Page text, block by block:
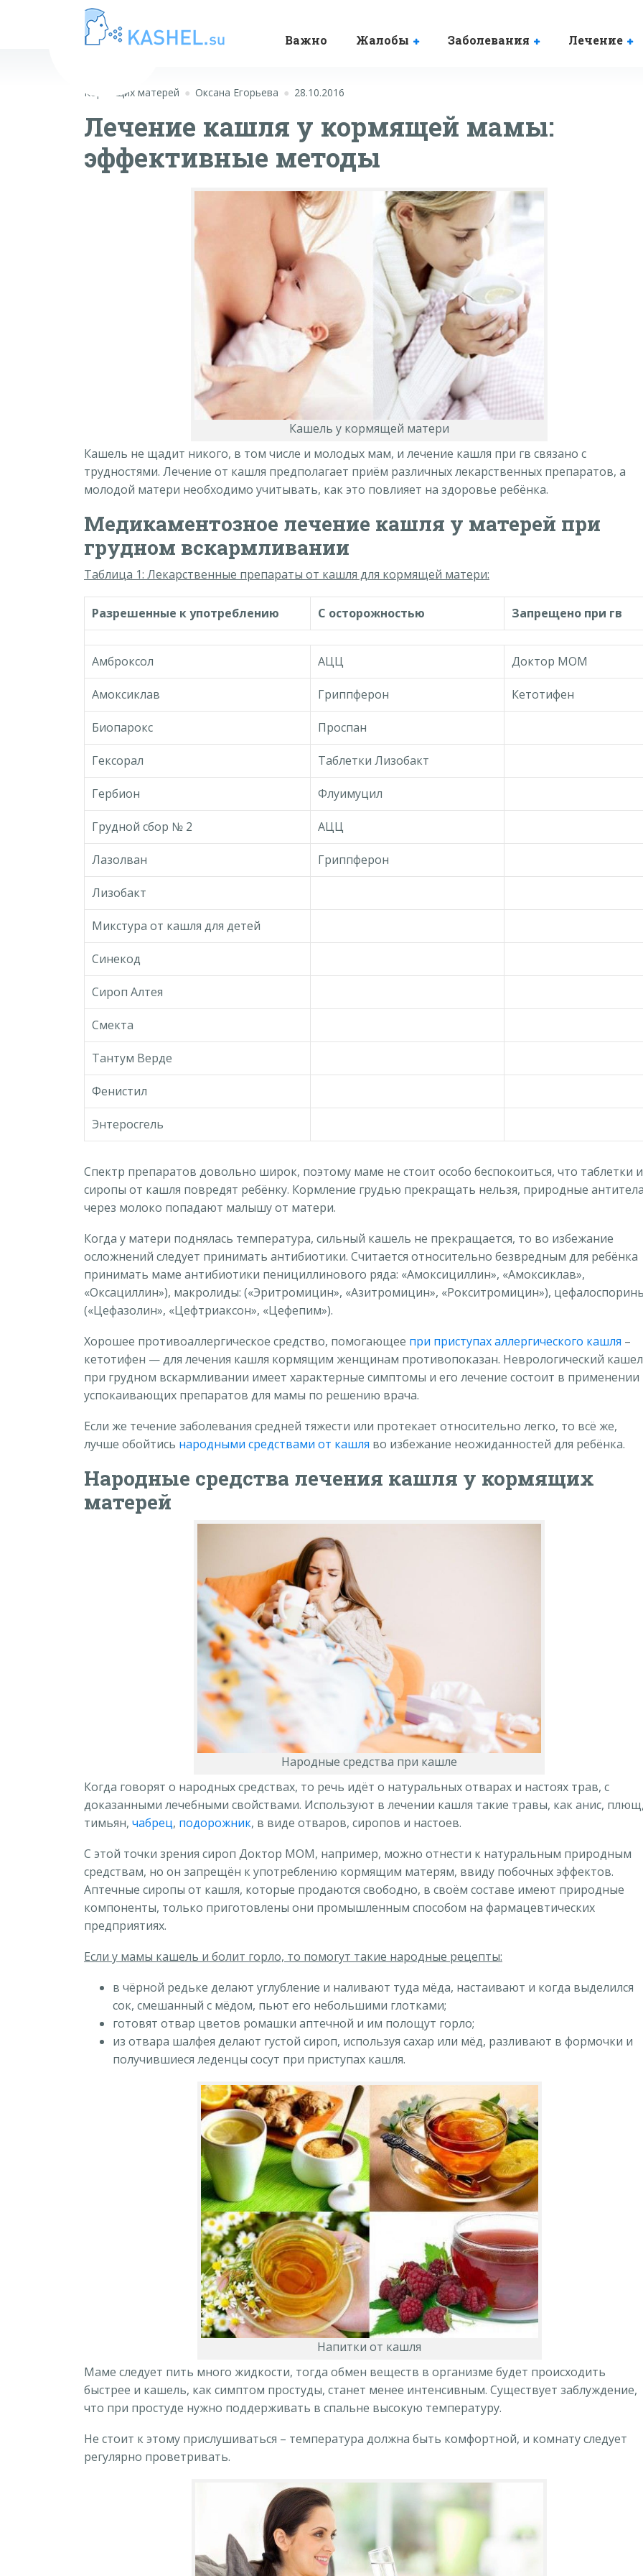
Важно Жалобы Заболевания Лечение
Кормящих матерей Оксана Егорьева 28.10.2016
Лечение кашля у кормящей мамы:
эффективные методы
Кашель у кормящей матери
Кашель не щадит никого, в том числе и молодых мам, и лечение кашля при гв связано с
трудностями. Лечение от кашля предполагает приём различных лекарственных препаратов, а
молодой матери необходимо учитывать, как это повлияет на здоровье ребёнка.
Медикаментозное лечение кашля у матерей при
грудном вскармливании
Таблица 1: Лекарственные препараты от кашля для кормящей матери:
Разрешенные к употреблению С осторожностью Запрещено при гв
Амброксол АЦЦ Доктор МОМ
Амоксиклав Гриппферон Кетотифен
Биопарокс Проспан
Гексорал Таблетки Лизобакт
Гербион Флуимуцил
Грудной сбор № 2 АЦЦ
Лазолван Гриппферон
Лизобакт
Микстура от кашля для детей
Синекод
Сироп Алтея
Смекта
Тантум Верде
Фенистил
Энтеросгель
Спектр препаратов довольно широк, поэтому маме не стоит особо беспокоиться, что таблетки и
сиропы от кашля повредят ребёнку. Кормление грудью прекращать нельзя, природные
через молоко попадают малышу от матери.
Когда у матери поднялась температура, сильный кашель не прекращается, то во избежание
осложнений следует принимать антибиотики. Считается относительно безвредным для ребёнка
принимать маме антибиотики пенициллинового ряда: «Амоксициллин», «Амоксиклав»,
«Оксациллин»), макролиды: («Эритромицин», «Азитромицин», «Рокситромицин»),
(«Цефазолин», «Цефтриаксон», «Цефепим»).
Хорошее противоаллергическое средство, помогающее при приступах аллергического кашля –
кетотифен — для лечения кашля кормящим женщинам противопоказан. Неврологический
при грудном вскармливании имеет характерные симптомы и его лечение состоит в применении
успокаивающих препаратов для мамы по решению врача.
Если же течение заболевания средней тяжести или протекает относительно легко, то всё же,
лучше обойтись народными средствами от кашля во избежание неожиданностей для ребёнка.
Народные средства лечения кашля у кормящих
матерей
Народные средства при кашле
Когда говорят о народных средствах, то речь идёт о натуральных отварах и настоях трав, с
доказанными лечебными свойствами. Используют в лечении кашля такие травы, как анис,
тимьян, чабрец, подорожник, в виде отваров, сиропов и настоев.
С этой точки зрения сироп Доктор МОМ, например, можно отнести к натуральным природным
средствам, но он запрещён к употреблению кормящим матерям, ввиду побочных эффектов.
Аптечные сиропы от кашля, которые продаются свободно, в своём составе имеют природные
компоненты, только приготовлены они промышленным способом на фармацевтических
предприятиях.
Если у мамы кашель и болит горло, то помогут такие народные рецепты:
в чёрной редьке делают углубление и наливают туда мёда, настаивают и когда выделился
сок, смешанный с мёдом, пьют его небольшими глотками;
готовят отвар цветов ромашки аптечной и им полощут горло;
из отвара шалфея делают густой сироп, используя сахар или мёд, разливают в формочки и
получившиеся леденцы сосут при приступах кашля.
Напитки от кашля
Маме следует пить много жидкости, тогда обмен веществ в организме будет происходить
быстрее и кашель, как симптом простуды, станет менее интенсивным. Существует заблуждение,
что при простуде нужно поддерживать в спальне высокую температуру.
Не стоит к этому прислушиваться – температура должна быть комфортной, и комнату следует
регулярно проветривать.